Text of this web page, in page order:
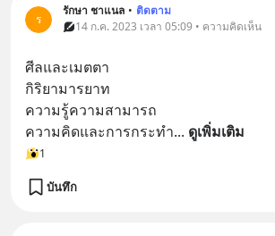
ร
รักษา ชาแนล • ติดตาม
14 ก.ค. 2023 เวลา 05:09 • ความคิดเห็น
ศีลและเมตตา
กิริยามารยาท
ความรู้ความสามารถ
ความคิดและการกระทำ... ดูเพิ่มเติม
1
บันทึก